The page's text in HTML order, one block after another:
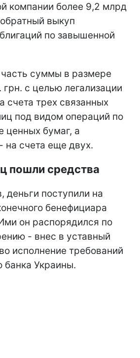
компании более 9,2 млрд
выкуп
по завышенной
суммы в размере
с целью легализации
счета трех связанных
под видом операций по
ценных бумаг, а
на счета еще двух.
пошли средства
деньги поступили на
бенефициара
он распорядился по
- внес в уставный
исполнение требований
банка Украины.